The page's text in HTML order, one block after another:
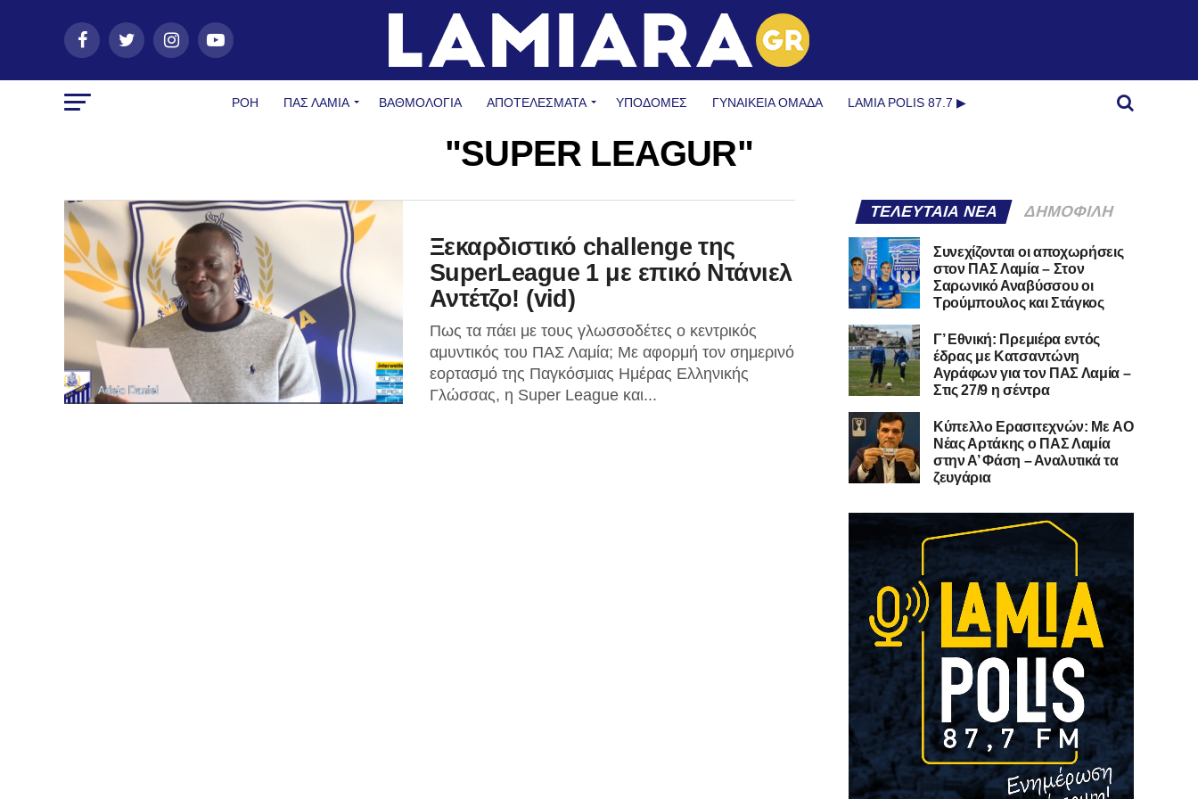
ΡΟΗ ΠΑΣ ΛΑΜΊΑ ΒΑΘΜΟΛΟΓΙΑ ΑΠΟΤΕΛΕΣΜΑΤΑ ΥΠΟΔΟΜΈΣ ΓΥΝΑΙΚΕΊΑ ΟΜΆΔΑ LAMIA POLIS 87.7 ▶︎
"SUPER LEAGUR"
Ξεκαρδιστικό challenge της
SuperLeague 1 με επικό Ντάνιελ
Αντέτζο! (vid)
Πως τα πάει με τους γλωσσοδέτες ο κεντρικός
αμυντικός του ΠΑΣ Λαμία; Με αφορμή τον σημερινό
εορτασμό της Παγκόσμιας Ημέρας Ελληνικής
Γλώσσας, η Super League και...
ΤΕΛΕΥΤΑΊΑ ΝΈΑ ΔΗΜΟΦΙΛΉ
Συνεχίζονται οι αποχωρήσεις
στον ΠΑΣ Λαμία – Στον
Σαρωνικό Αναβύσσου οι
Τρούμπουλος και Στάγκος
Γ’ Εθνική: Πρεμιέρα εντός
έδρας με Κατσαντώνη
Αγράφων για τον ΠΑΣ Λαμία –
Στις 27/9 η σέντρα
Kύπελλο Ερασιτεχνών: Με AO
Nέας Αρτάκης ο ΠΑΣ Λαμία
στην Α’ Φάση – Αναλυτικά τα
ζευγάρια